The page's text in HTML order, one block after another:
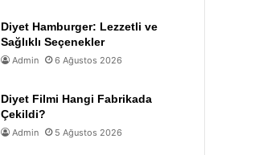
Diyet Hamburger: Lezzetli ve
Sağlıklı Seçenekler
Admin 6 Ağustos 2026
Diyet Filmi Hangi Fabrikada
Çekildi?
Admin 5 Ağustos 2026